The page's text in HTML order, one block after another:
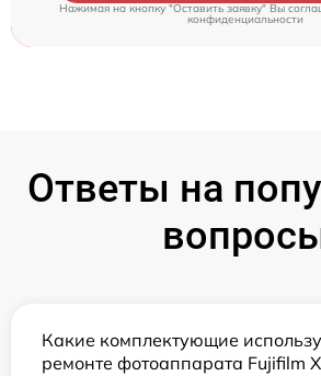
Нажимая на кнопку "Оставить заявку" Вы
конфиденциальности
Ответы на
Какие комплектующие
ремонте фотоаппарата Fujifilm